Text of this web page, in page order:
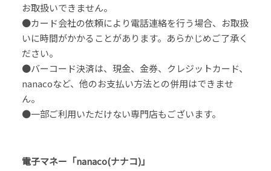
お取扱いできません。
●カード会社の依頼により電話連絡を行う場合、お取扱
いに時間がかかることがあります。あらかじめご了承く
ださい。
●バーコード決済は、現金、金券、クレジットカード、
nanacoなど、他のお支払い方法との併用はできませ
ん。
●一部ご利用いただけない専門店もございます。
電子マネー「nanaco(ナナコ)」